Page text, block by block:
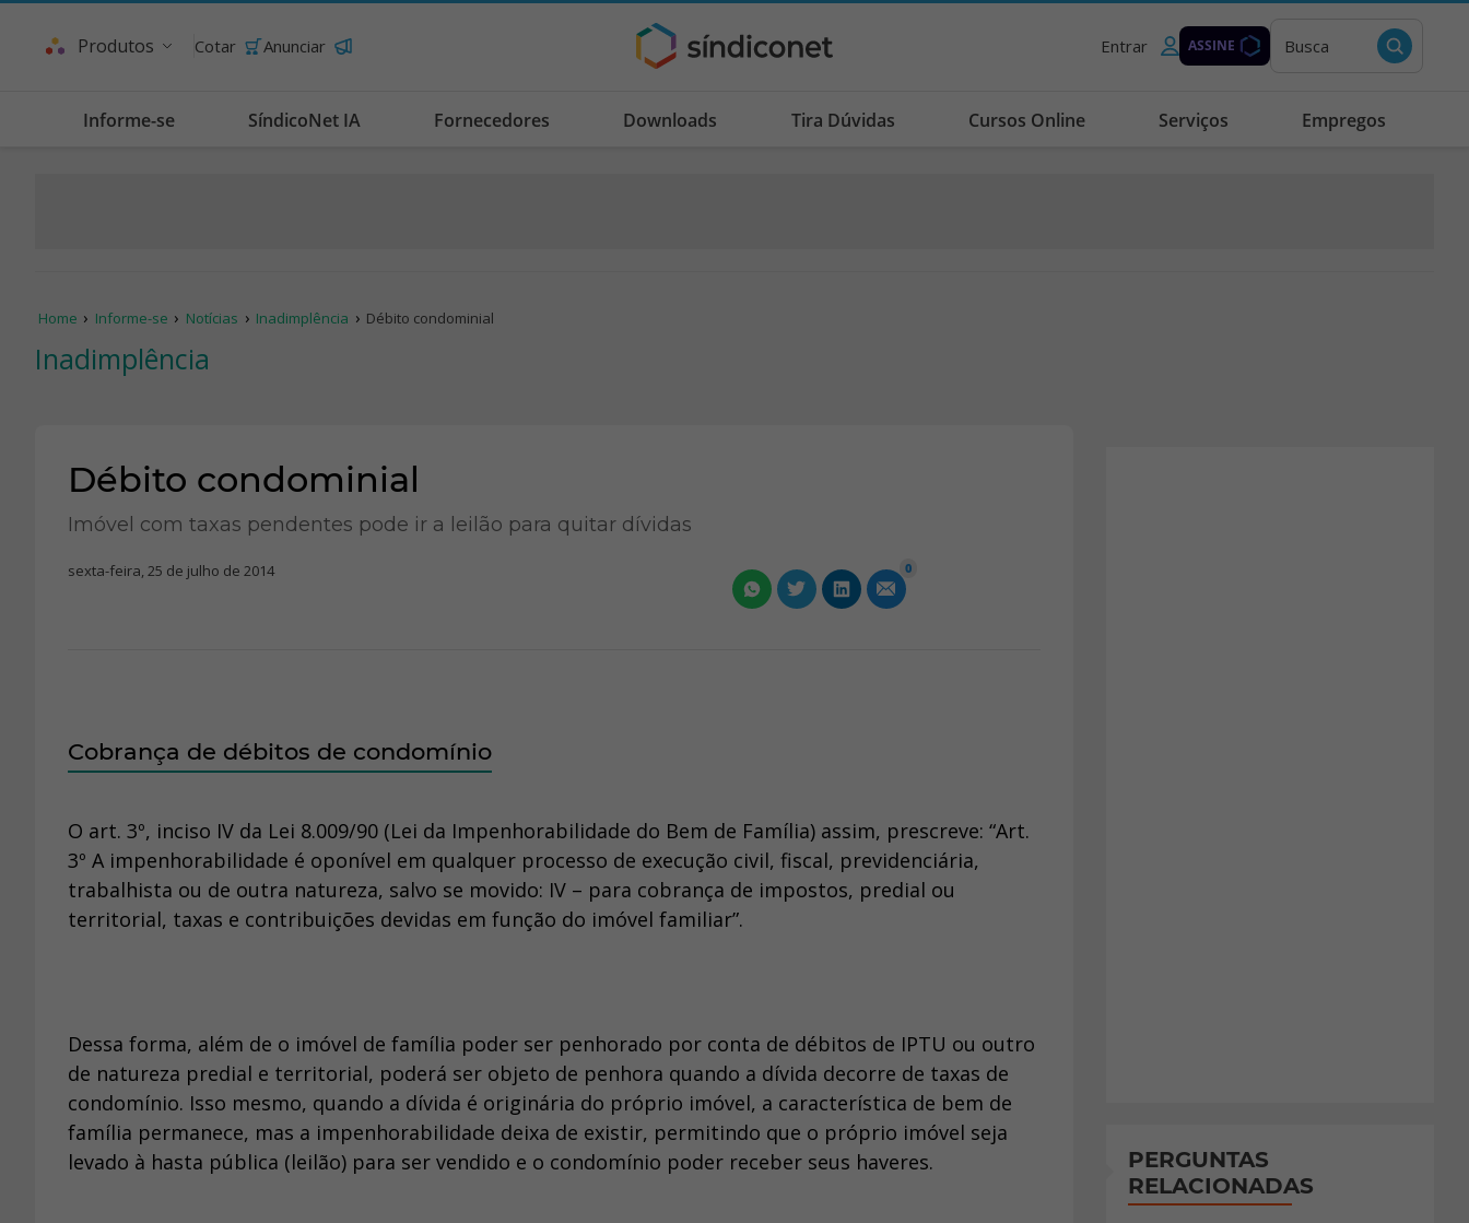
Produtos Cotar Anunciar Entrar ASSINE Busca
Informe-se SíndicoNet IA Fornecedores Downloads Tira Dúvidas Cursos Online Serviços Empregos
Home Informe-se Notícias Inadimplência Débito condominial
Inadimplência
Débito condominial
Imóvel com taxas pendentes pode ir a leilão para quitar dívidas
sexta-feira, 25 de julho de 2014 0
Cobrança de débitos de condomínio
O art. 3º, inciso IV da Lei 8.009/90 (Lei da Impenhorabilidade do Bem de Família) assim, prescreve: “Art.
3º A impenhorabilidade é oponível em qualquer processo de execução civil, fiscal, previdenciária,
trabalhista ou de outra natureza, salvo se movido: IV – para cobrança de impostos, predial ou
territorial, taxas e contribuições devidas em função do imóvel familiar”.
Dessa forma, além de o imóvel de família poder ser penhorado por conta de débitos de IPTU ou outro
de natureza predial e territorial, poderá ser objeto de penhora quando a dívida decorre de taxas de
condomínio. Isso mesmo, quando a dívida é originária do próprio imóvel, a característica de bem de
família permanece, mas a impenhorabilidade deixa de existir, permitindo que o próprio imóvel seja
levado à hasta pública (leilão) para ser vendido e o condomínio poder receber seus haveres.
PERGUNTAS
RELACIONADAS